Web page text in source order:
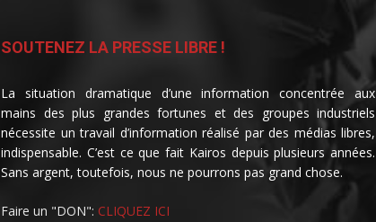
SOUTENEZ LA PRESSE LIBRE !
La situation dramatique d’une information concentrée aux
mains des plus grandes fortunes et des groupes industriels
nécessite un travail d’information réalisé par des médias libres,
indispensable. C’est ce que fait Kairos depuis plusieurs années.
Sans argent, toutefois, nous ne pourrons pas grand chose.
Faire un "DON": CLIQUEZ ICI